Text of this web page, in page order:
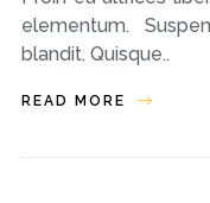
elementum.
blandit. Quisque..
READ MORE